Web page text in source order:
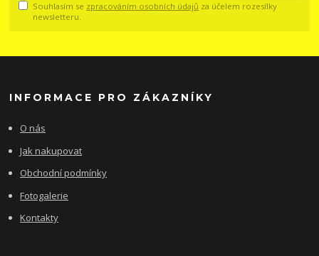
Souhlasím se zpracováním osobních údajů za účelem rozesílky
newsletteru.
INFORMACE PRO ZÁKAZNÍKY
O nás
Jak nakupovat
Obchodní podmínky
Fotogalerie
Kontakty